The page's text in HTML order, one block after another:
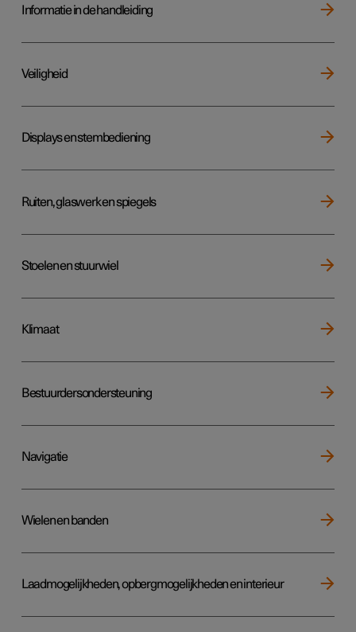
Informatie in de handleiding
Veiligheid
Displays en stembediening
Ruiten, glaswerk en spiegels
Stoelen en stuurwiel
Klimaat
Bestuurdersondersteuning
Navigatie
Wielen en banden
Laadmogelijkheden, opbergmogelijkheden en interieur